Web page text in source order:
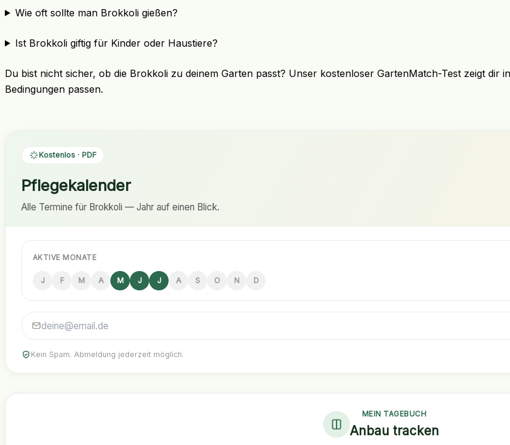
Wie oft sollte man Brokkoli gießen?
Ist Brokkoli giftig für Kinder oder Haustiere?
Du bist nicht sicher, ob die Brokkoli zu deinem Garten passt? Unser kostenloser GartenMatch-Test zeigt dir
Bedingungen passen.
Kostenlos · PDF
Pflegekalender
Alle Termine für Brokkoli — Jahr auf einen Blick.
AKTIVE MONATE
J F M A M J J A S O N D
Kein Spam. Abmeldung jederzeit möglich.
MEIN TAGEBUCH
Anbau tracken